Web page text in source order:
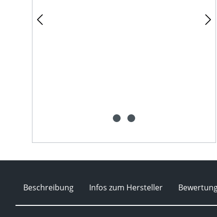
Beschreibung Infos zum Hersteller